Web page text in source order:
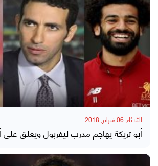
الثلاثاء, 06 فبراير, 2018
أبو تريكة يهاجم مدرب ليفربول ويعلق